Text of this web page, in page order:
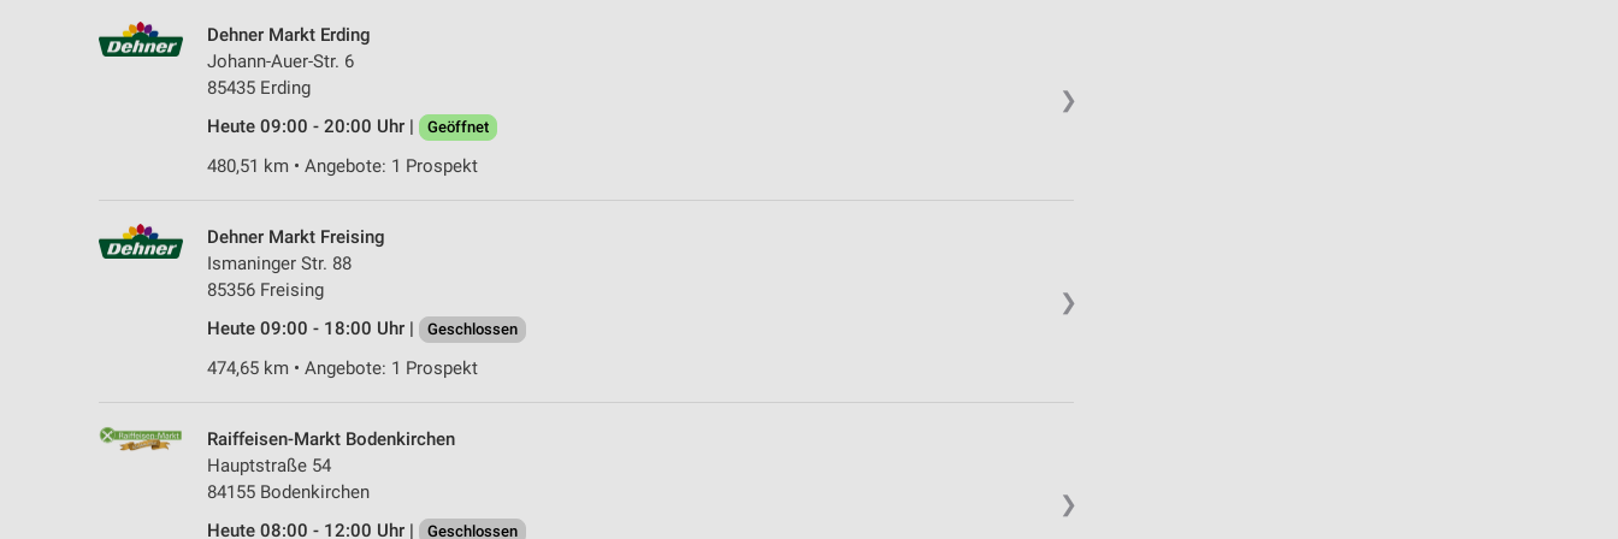
❯
Dehner Markt Erding
Johann-Auer-Str. 6
85435 Erding
Heute 09:00 - 20:00 Uhr |
Geöffnet
480,51 km • Angebote: 1 Prospekt
❯
Dehner Markt Freising
Ismaninger Str. 88
85356 Freising
Heute 09:00 - 18:00 Uhr |
Geschlossen
474,65 km • Angebote: 1 Prospekt
❯
Raiffeisen-Markt Bodenkirchen
Hauptstraße 54
84155 Bodenkirchen
Heute 08:00 - 12:00 Uhr |
Geschlossen